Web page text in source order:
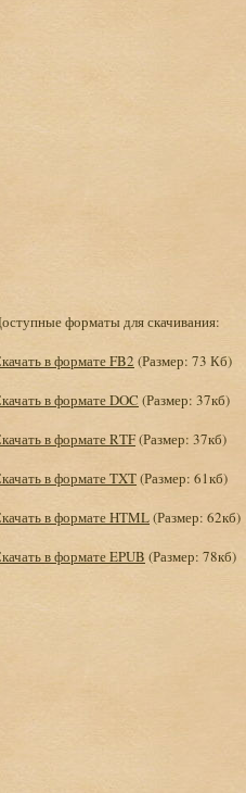
форматы для скачивания:
в формате FB2 (Размер: 73 Кб)
в формате DOC (Размер: 37кб)
в формате RTF(Размер: 37кб)
в формате TXT(Размер: 61кб)
в формате HTML(Размер: 62кб)
в формате EPUB (Размер: 78кб)